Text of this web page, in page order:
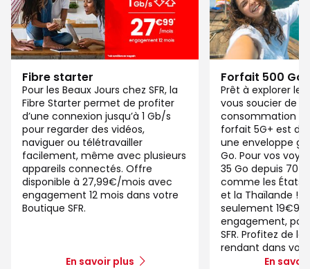
Fibre starter
Pour les Beaux Jours chez SFR, la
Fibre Starter permet de profiter
d’une connexion jusqu’à 1 Gb/s
pour regarder des vidéos,
naviguer ou télétravailler
facilement, même avec plusieurs
appareils connectés. Offre
disponible à 27,99€/mois avec
engagement 12 mois dans votre
Boutique SFR.
En savoir plus
Forfait 500 Go
Prêt à explorer le
vous soucier de
consommation
forfait 5G+ est
une enveloppe
Go. Pour vos
35 Go depuis 70
comme les États-
et la Thaïlande !
seulement
engagement,
SFR. Profitez de
rendant dans
En